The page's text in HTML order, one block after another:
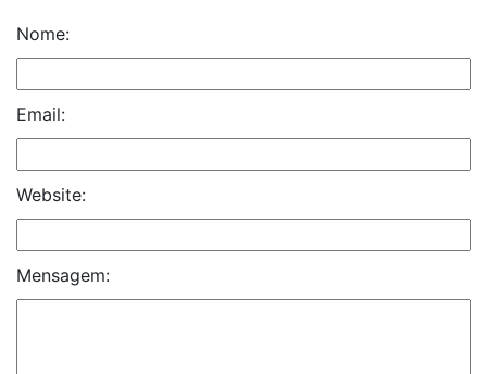
Nome:
Email:
Website:
Mensagem: